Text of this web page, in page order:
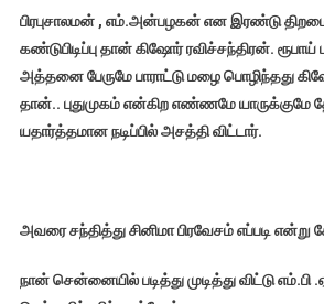
பிரபுசாலமன் , எம்.அன்பழகன் என இரண்டு
கண்டுபிடிப்பு தான் கிஷோர் ரவிச்சந்திரன்.
அத்தனை பேருமே பாராட்டு மழை பொழிந்தது
தான்.. புதுமுகம் என்கிற எண்ணமே யாருக்குமே
யதார்த்தமான நடிப்பில் அசத்தி விட்டார்.
அவரை சந்தித்து சினிமா பிரவேசம் எப்படி என்று
நான் சென்னையில் படித்து முடித்து விட்டு எம்.பி